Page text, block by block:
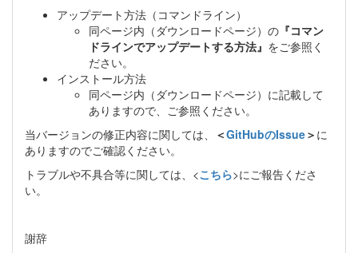
アップデート方法（コマンドライン）
同ページ内（ダウンロードページ）の 『コマン
ドラインでアップデートする方法』 をご参照く
ださい。
インストール方法
同ページ内（ダウンロードページ）に記載して
ありますので、ご参照ください。
当バージョンの修正内容に関しては、
＜GitHubのIssue＞ に
ありますのでご確認ください。
トラブルや不具合等に関しては、<こちら>にご報告くださ
い。
謝辞